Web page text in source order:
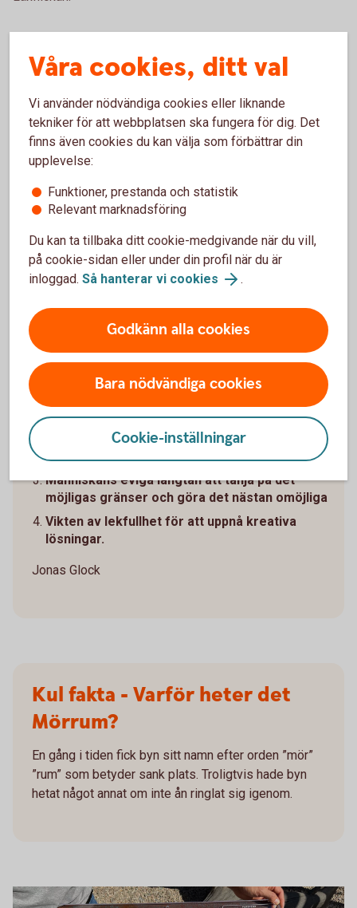
Lekande laxar – Laxflickan vid
Mörrumsån
Bronsskulptur av Jonas Glock utförd 1990 efter en
skiss 1977.
Bakgrund
En sen kväll för nästan 50 år sedan, fick Jonas idén
till en symbolskulptur för Mörrum, som är världskänt
för sitt laxfiske, och gjorde av tenn en liten
miniatyrskiss, bara dryga decimetern hög. Den
ledde till att Sparbanken i Karlshamn beställde den i
naturlig storlek.
Idémässigt gestaltar den:
En starkare
sådan känsla än laxens starka vandringsdrift är svår
Vikten av att försöka fånga tillfället i flykten
Människans eviga längtan att tänja på det
möjligas gränser och göra det nästan omöjliga
Vikten av lekfullhet för att uppnå kreativa
lösningar.
Jonas Glock
Kul fakta - Varför heter det
Mörrum?
En gång i tiden fick byn sitt namn efter orden ”mör”
”rum” som betyder sank plats. Troligtvis hade byn
hetat något annat om inte ån ringlat sig igenom.
Våra cookies, ditt val
Vi använder nödvändiga cookies eller liknande
tekniker för att webbplatsen ska fungera för dig. Det
finns även cookies du kan välja som förbättrar din
upplevelse:
Funktioner, prestanda och statistik
Relevant marknadsföring
Du kan ta tillbaka ditt cookie-medgivande när du vill,
på cookie-sidan eller under din profil när du är
inloggad. Så hanterar vi cookies .
Godkänn alla cookies
Bara nödvändiga cookies
Cookie-inställningar